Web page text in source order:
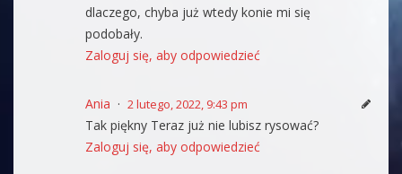
dlaczego, chyba już wtedy konie mi się
podobały.
Zaloguj się, aby odpowiedzieć
Ania 2 lutego, 2022, 9:43 pm
Tak piękny Teraz już nie lubisz rysować?
Zaloguj się, aby odpowiedzieć